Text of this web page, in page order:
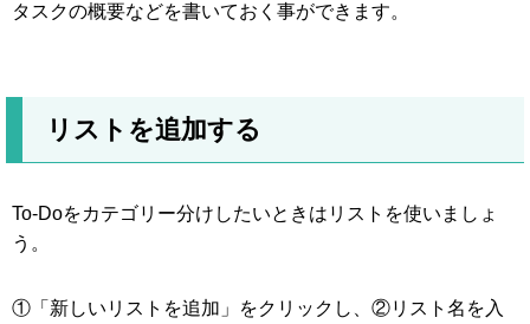
タスクの概要などを書いておく事ができます。
リストを追加する
To-Doをカテゴリー分けしたいときはリストを使いましょ
う。
①「新しいリストを追加」をクリックし、②リスト名を入